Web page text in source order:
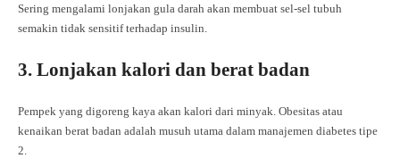
Sering mengalami lonjakan gula darah akan membuat sel-sel tubuh
semakin tidak sensitif terhadap insulin.
3. Lonjakan kalori dan berat badan
Pempek yang digoreng kaya akan kalori dari minyak. Obesitas atau
kenaikan berat badan adalah musuh utama dalam manajemen diabetes tipe
2.